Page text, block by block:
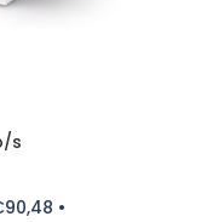
s
90,48 •